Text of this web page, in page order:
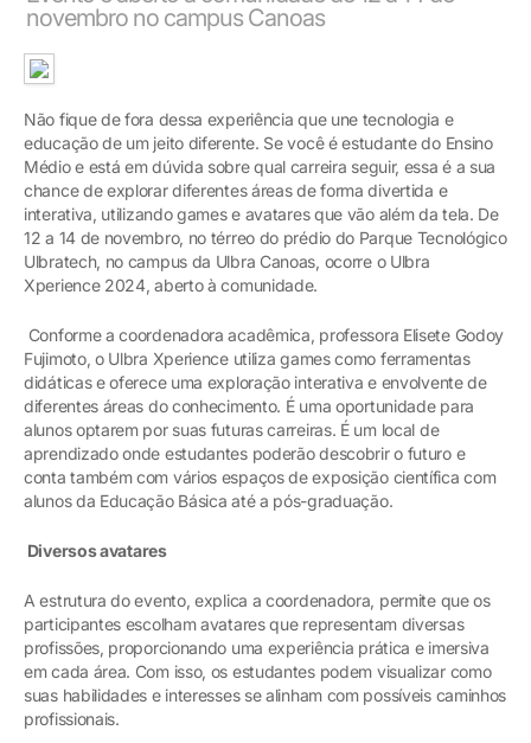
novembro no campus Canoas
Não fique de fora dessa experiência que une tecnologia e
educação de um jeito diferente. Se você é estudante do Ensino
Médio e está em dúvida sobre qual carreira seguir, essa é a sua
chance de explorar diferentes áreas de forma divertida e
interativa, utilizando games e avatares que vão além da tela. De
12 a 14 de novembro, no térreo do prédio do Parque Tecnológico
Ulbratech, no campus da Ulbra Canoas, ocorre o Ulbra
Xperience 2024, aberto à comunidade.
Conforme a coordenadora acadêmica, professora Elisete Godoy
Fujimoto, o Ulbra Xperience utiliza games como ferramentas
didáticas e oferece uma exploração interativa e envolvente de
diferentes áreas do conhecimento. É uma oportunidade para
alunos optarem por suas futuras carreiras. É um local de
aprendizado onde estudantes poderão descobrir o futuro e
conta também com vários espaços de exposição científica com
alunos da Educação Básica até a pós-graduação.
Diversos avatares
A estrutura do evento, explica a coordenadora, permite que os
participantes escolham avatares que representam diversas
profissões, proporcionando uma experiência prática e imersiva
em cada área. Com isso, os estudantes podem visualizar como
suas habilidades e interesses se alinham com possíveis caminhos
profissionais.